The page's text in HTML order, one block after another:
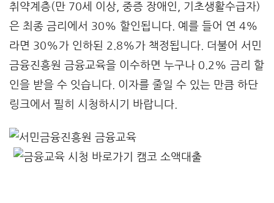
취약계층(만 70세 이상, 중증 장애인, 기초생활수급자)
은 최종 금리에서 30% 할인됩니다. 예를 들어 연 4%
라면 30%가 인하된 2.8%가 책정됩니다. 더불어 서민
금융진흥원 금융교육을 이수하면 누구나 0.2% 금리 할
인을 받을 수 잇습니다. 이자를 줄일 수 있는 만큼 하단
링크에서 필히 시청하시기 바랍니다.